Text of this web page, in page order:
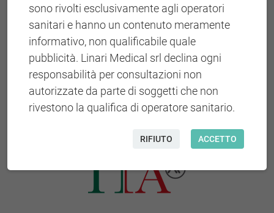
Selezionata dal Centro Italiano per l'Innovazione San
Francisco (USA)
sono rivolti esclusivamente agli operatori
sanitari e hanno un contenuto meramente
informativo, non qualificabile quale
pubblicità. Linari Medical srl declina ogni
responsabilità per consultazioni non
autorizzate da parte di soggetti che non
rivestono la qualifica di operatore sanitario.
RIFIUTO ACCETTO